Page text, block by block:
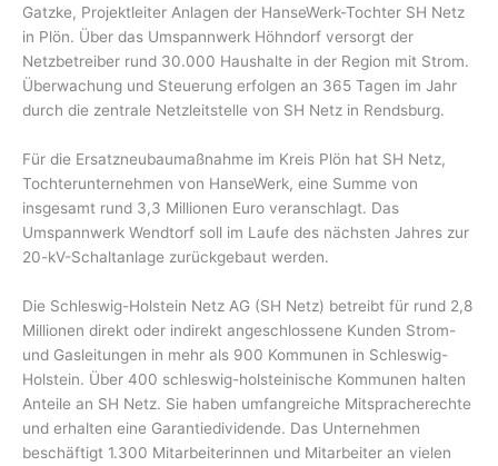
Gatzke, Projektleiter Anlagen der HanseWerk-Tochter SH Netz
in Plön. Über das Umspannwerk Höhndorf versorgt der
Netzbetreiber rund 30.000 Haushalte in der Region mit Strom.
Überwachung und Steuerung erfolgen an 365 Tagen im Jahr
durch die zentrale Netzleitstelle von SH Netz in Rendsburg.
Für die Ersatzneubaumaßnahme im Kreis Plön hat SH Netz,
Tochterunternehmen von HanseWerk, eine Summe von
insgesamt rund 3,3 Millionen Euro veranschlagt. Das
Umspannwerk Wendtorf soll im Laufe des nächsten Jahres zur
20-kV-Schaltanlage zurückgebaut werden.
Die Schleswig-Holstein Netz AG (SH Netz) betreibt für rund 2,8
Millionen direkt oder indirekt angeschlossene Kunden Strom-
und Gasleitungen in mehr als 900 Kommunen in Schleswig-
Holstein. Über 400 schleswig-holsteinische Kommunen halten
Anteile an SH Netz. Sie haben umfangreiche Mitspracherechte
und erhalten eine Garantiedividende. Das Unternehmen
beschäftigt 1.300 Mitarbeiterinnen und Mitarbeiter an vielen